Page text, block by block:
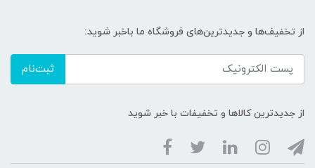
از تخفیف‌ها و جدیدترین‌های فروشگاه ما باخبر شوید:
ثبت‌نام
از جدیدترین کالاها و تخفیفات با خبر شوید